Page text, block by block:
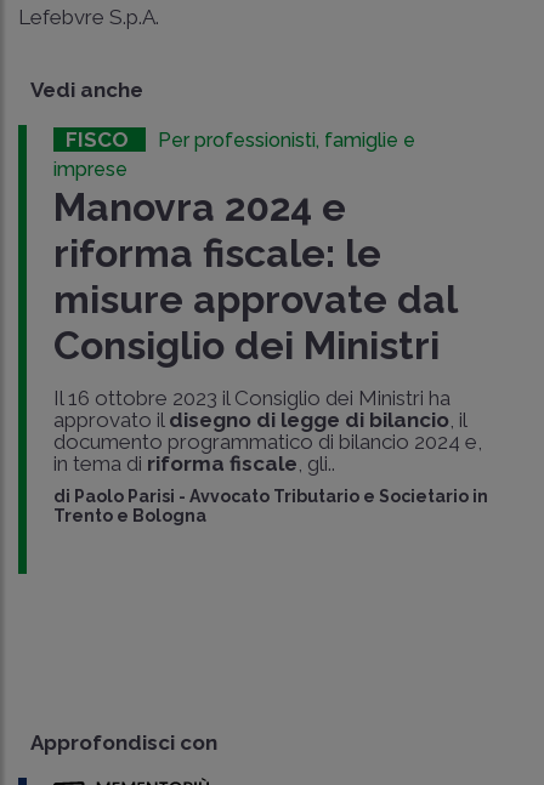
Lefebvre S.p.A.
Vedi anche
FISCO
Per professionisti, famiglie e
imprese
Manovra 2024 e
riforma fiscale: le
misure approvate dal
Consiglio dei Ministri
Il 16 ottobre 2023 il Consiglio dei Ministri ha
approvato il disegno di legge di bilancio, il
documento programmatico di bilancio 2024 e,
in tema di riforma fiscale , gli..
di Paolo Parisi - Avvocato Tributario e Societario in
Trento e Bologna
Approfondisci con